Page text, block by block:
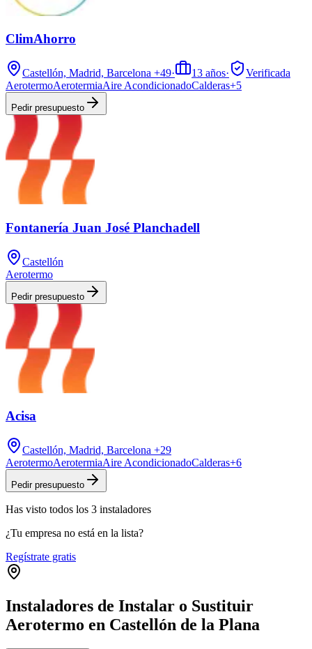
ClimAhorro
Castellón, Madrid, Barcelona +49· 13 años·
Verificada
AerotermoAerotermiaAire AcondicionadoCalderas+5
Pedir presupuesto
Fontanería Juan José Planchadell
Castellón
Aerotermo
Pedir presupuesto
Acisa
Castellón, Madrid, Barcelona +29
AerotermoAerotermiaAire AcondicionadoCalderas+6
Pedir presupuesto
Has visto todos los 3 instaladores
¿Tu empresa no está en la lista?
Regístrate gratis
Instaladores de Instalar o Sustituir
Aerotermo en Castellón de la Plana